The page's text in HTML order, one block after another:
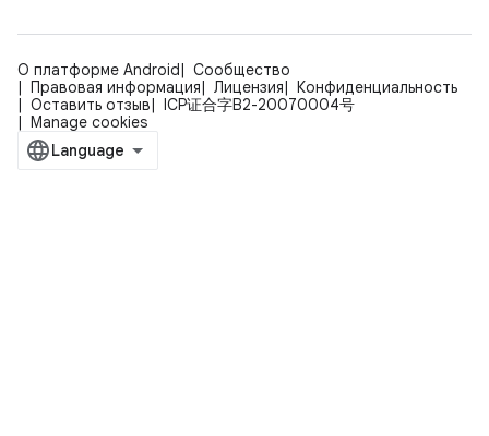
О платформе Android
Сообщество
Правовая информация
Лицензия
Конфиденциальность
Оставить отзыв
ICP证合字B2-20070004号
Manage cookies